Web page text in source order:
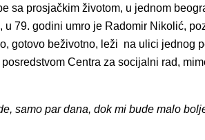
sa prosjačkim životom, u jednom
u 79. godini umro je Radomir Nikolić,
gotovo beživotno, leži na ulici jednog
Centra za socijalni rad,
samo par dana, dok mi bude malo